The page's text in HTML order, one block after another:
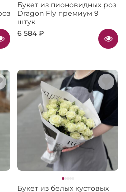
Букет из пионовидных роз
Dragon Fly премиум 9
штук
6 584 ₽
Букет из белых кустовых